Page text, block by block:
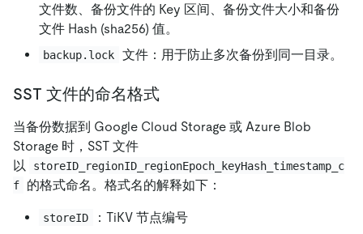
文件数、备份文件的 Key 区间、备份文件大小和备份
文件 Hash (sha256) 值。
backup.lock 文件：用于防止多次备份到同一目录。
SST 文件的命名格式
当备份数据到 Google Cloud Storage 或 Azure Blob
Storage 时，SST 文件
以
storeID_regionID_regionEpoch_keyHash_timestamp_c
f
的格式命名。格式名的解释如下：
storeID ：TiKV 节点编号